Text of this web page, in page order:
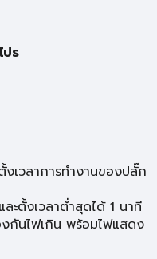
ปร
เวลาการทำงานของปลั๊ก
ะตั้งเวลาต่ำสุดได้ 1 นาที
งกันไฟเกิน พร้อมไฟแสดง